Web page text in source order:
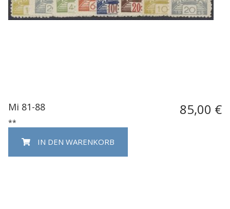
Mi 81-88 85,00 €
**
IN DEN WARENKORB